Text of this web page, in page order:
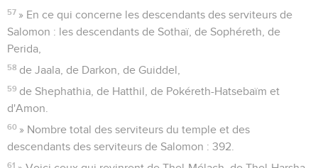
57 » En ce qui concerne les descendants des serviteurs de
Salomon : les descendants de Sothaï, de Sophéreth, de
Perida,
58 de Jaala, de Darkon, de Guiddel,
59 de Shephathia, de Hatthil, de Pokéreth-Hatsebaïm et
d'Amon.
60 » Nombre total des serviteurs du temple et des
descendants des serviteurs de Salomon : 392.
61